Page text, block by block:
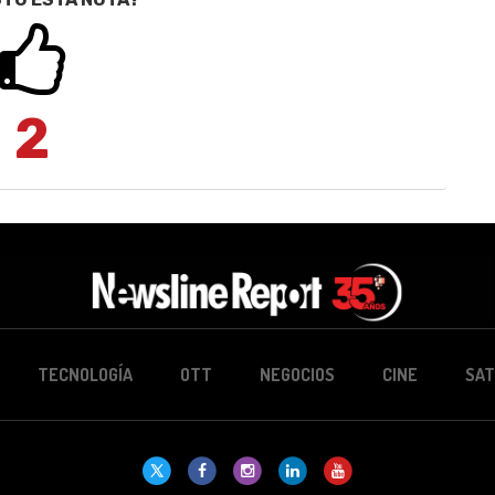
2
TECNOLOGÍA OTT NEGOCIOS CINE